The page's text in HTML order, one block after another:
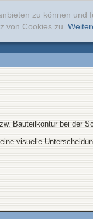
zu können
von Cookies zu.
Bauteilkontur bei der
visuelle